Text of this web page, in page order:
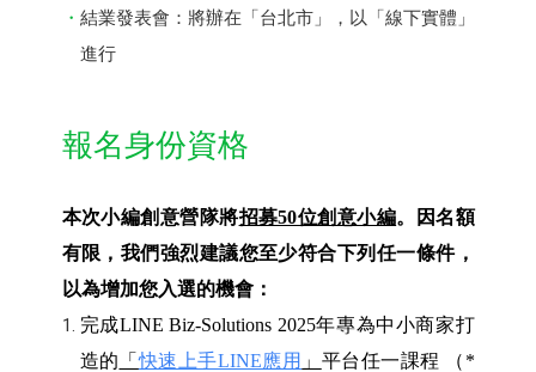
結業發表會：將辦在「台北市」，以「線下實體」
進行
報名身份資格
本次小編創意營隊將招募50位創意小編。因名額
有限，我們強烈建議您至少符合下列任一條件，
以為增加您入選的機會：
完成LINE Biz-Solutions 2025年專為中小商家打
造的 「快速上手LINE應用 」 平台任一課程 （*